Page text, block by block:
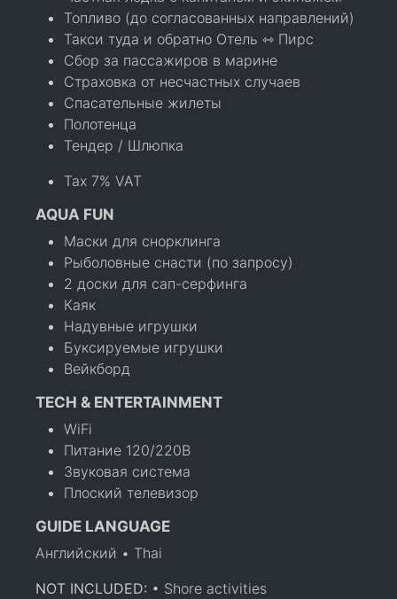
Топливо (до согласованных направлений)
Такси туда и обратно Отель ⇿ Пирс
Сбор за пассажиров в марине
Страховка от несчастных случаев
Спасательные жилеты
Полотенца
Тендер / Шлюпка
Tax 7% VAT
AQUA FUN
Маски для снорклинга
Рыболовные снасти (по запросу)
2 доски для сап-серфинга
Каяк
Надувные игрушки
Буксируемые игрушки
Вейкборд
TECH & ENTERTAINMENT
WiFi
Питание 120/220В
Звуковая система
Плоский телевизор
GUIDE LANGUAGE
Английский • Thai
NOT INCLUDED: • Shore activities